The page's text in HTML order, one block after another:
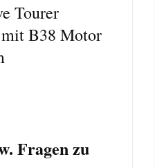
Tourer
B38 Motor
Fragen zu